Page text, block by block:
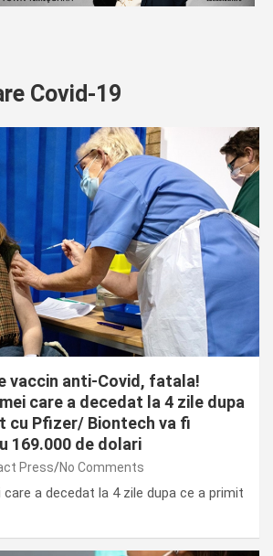
Covid-19
vaccin anti-Covid, fatala!
care a decedat la 4 zile dupa
cu Pfizer/ Biontech va fi
169.000 de dolari
Press No Comments
a decedat la 4 zile dupa ce a primit